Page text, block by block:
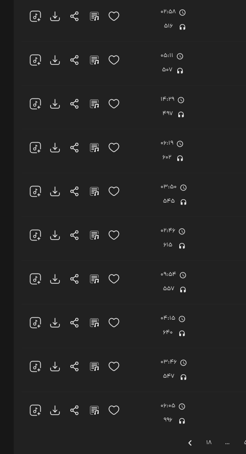
02:58
516
05:11
507
14:29
497
06:19
602
03:50
545
02:46
615
09:54
557
04:15
640
03:46
547
06:05
996
…
18